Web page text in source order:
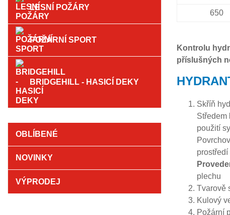
LESNÍ POŽÁRY
POŽÁRNÍ SPORT
BRIDGEHILL - HASICÍ DEKY
OBLÍBENÉ
NOVINKY
VÝPRODEJ
650
Kontrolu
příslušných
Skříň
Středem
použití
prostředí
plechu
Tvarově
Kulový
Požární